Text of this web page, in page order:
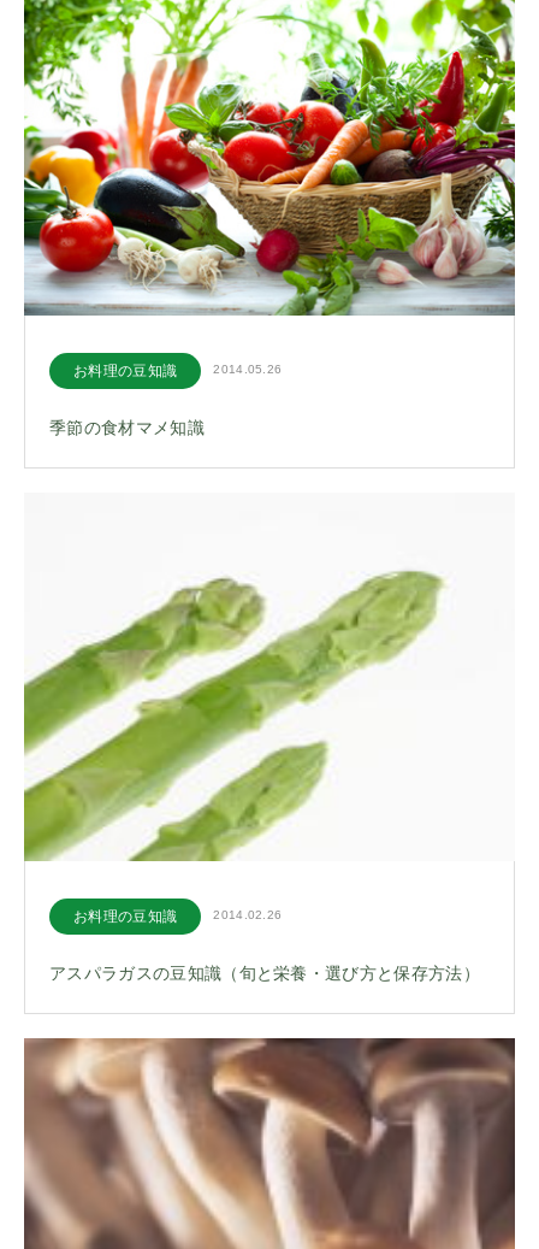
お料理の豆知識 2014.05.26
季節の食材マメ知識
お料理の豆知識 2014.02.26
アスパラガスの豆知識（旬と栄養・選び方と保存方法）